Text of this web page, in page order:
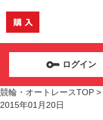
ログイン
競輪・オートレースTOP >
2015年01月20日